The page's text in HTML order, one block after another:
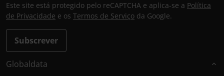
Subscrever
Este site está protegido pelo reCAPTCHA e aplica-se a Política
de Privacidade e os Termos de Serviço da Google.
Globaldata